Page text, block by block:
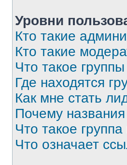
Уровни
Кто такие
Кто такие
Что такое
Где находятся
Как мне стать
Почему
Что такое
Что означает